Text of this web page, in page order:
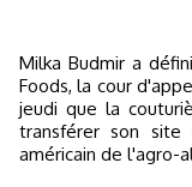
Milka Budmir a définitivement perdu la bataille contre Kraft
Foods, la cour
jeudi que la
transférer son site
américain de l'agro-